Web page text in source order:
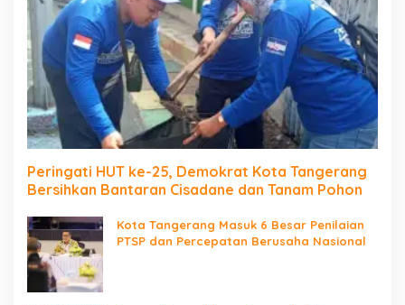
Peringati HUT ke-25, Demokrat Kota Tangerang
Bersihkan Bantaran Cisadane dan Tanam Pohon
Kota Tangerang Masuk 6 Besar Penilaian
PTSP dan Percepatan Berusaha Nasional